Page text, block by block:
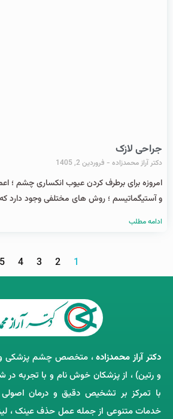
جراحی لازک
دکتر آراز محمدزاده فروردین 2, 1405
امروزه برای برطرف کردن عیوب انکساری چشم ؛
و آستیگماتیسم ؛ روش های مختلفی وجود دارد
ادامه مطلب
1
2
3
4
5
دکتر آراز محمدزاده، متخصص چشم‌ پزشکی و
و رتین) ، از پزشکان خوش ‌نام و با تجربه در
با تمرکز بر تشخیص دقیق و درمان
خدمات متنوعی از جمله عمل حذف عینک ،